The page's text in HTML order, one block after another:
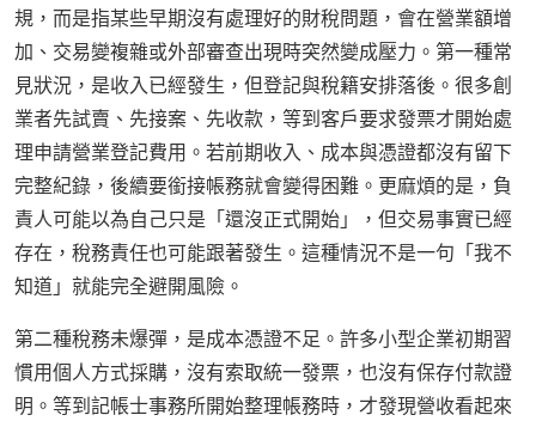
規，而是指某些早期沒有處理好的財稅問題，會在營業額增
加、交易變複雜或外部審查出現時突然變成壓力。第一種常
見狀況，是收入已經發生，但登記與稅籍安排落後。很多創
業者先試賣、先接案、先收款，等到客戶要求發票才開始處
理申請營業登記費用。若前期收入、成本與憑證都沒有留下
完整紀錄，後續要銜接帳務就會變得困難。更麻煩的是，負
責人可能以為自己只是「還沒正式開始」，但交易事實已經
存在，稅務責任也可能跟著發生。這種情況不是一句「我不
知道」就能完全避開風險。
第二種稅務未爆彈，是成本憑證不足。許多小型企業初期習
慣用個人方式採購，沒有索取統一發票，也沒有保存付款證
明。等到記帳士事務所開始整理帳務時，才發現營收看起來